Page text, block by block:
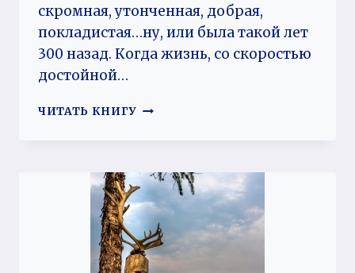
скромная, утонченная, добрая,
покладистая…ну, или была такой лет
300 назад. Когда жизнь, со скоростью
достойной…
ЧИТАТЬ КНИГУ МАРКИЗА
ШАТУНЫ